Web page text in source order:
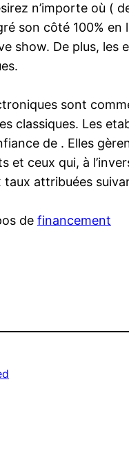
n’importe où (
son côté 100%
show. De plus, les
sont
classiques. Les
de . Elles
et ceux qui, à
attribuées
de financement